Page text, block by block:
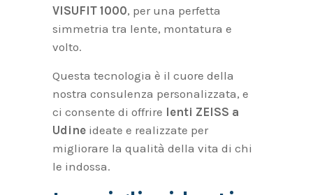
VISUFIT 1000, per una perfetta
simmetria tra lente, montatura e
volto.
Questa tecnologia è il cuore della
nostra consulenza personalizzata, e
ci consente di offrire lenti ZEISS a
Udine ideate e realizzate per
migliorare la qualità della vita di chi
le indossa.